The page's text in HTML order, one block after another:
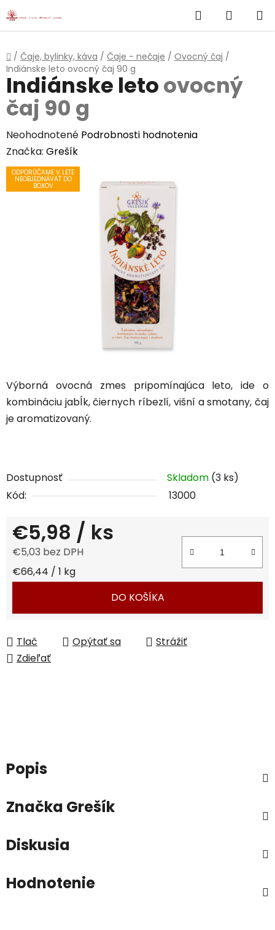
Prejsť
na
Hľadať
KOŠÍK
Domov
/ Čaje, bylinky, káva / Čaje - nečaje / Ovocný čaj /
Indiánske leto ovocný čaj 90 g
Výborná ovocná zmes pripomínajúca leto, ide o
kombináciu jabĺk, čiernych ríbezlí, višní a smotany, čaj
je aromatizovaný.
Dostupnosť Skladom (3 ks)
Kód:
13000
€5,98 / ks
€5,03 bez DPH
Jednotková cena:
€66,44 / 1 kg
DO KOŠÍKA
Tlač Opýtať sa
Strážiť
Zdieľať
Indiánske letoovocný
čaj 90 g
Priemerné
hodnotenie
produktu
Neohodnotené Podrobnosti hodnotenia
Značka: Grešík
ODPORÚČAME V LETE
NEOBJEDNÁVAŤ DO
BOXOV
Popis
Značka Grešík
Diskusia
Hodnotenie